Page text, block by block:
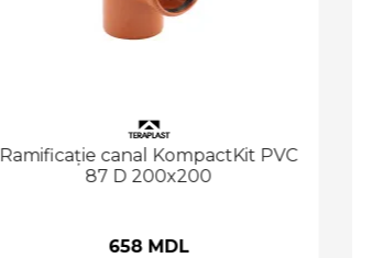
Ramificație canal KompactKit PVC
87 D 200x200
658 MDL